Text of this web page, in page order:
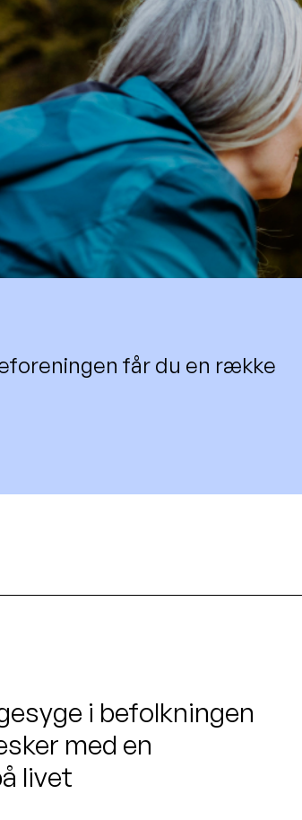
får du en række
i befolkningen
med en
livet